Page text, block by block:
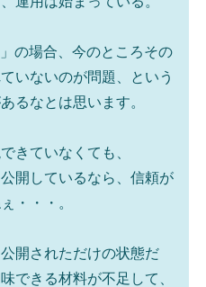
の場合、今のところその
いないのが問題、という
るなとは思います。
きていなくても、
開しているなら、信頼が
・・・。
開されただけの状態だ
できる材料が不足して、